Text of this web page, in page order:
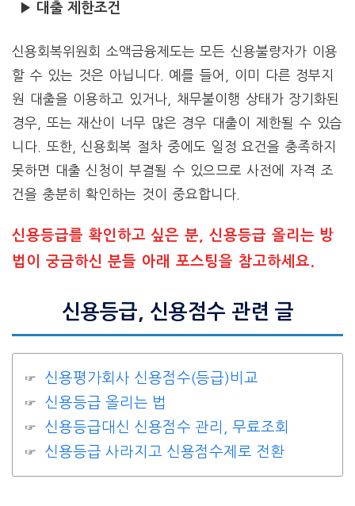
▶ 대출 제한조건
신용회복위원회 소액금융제도는 모든 신용불량자가 이용
할 수 있는 것은 아닙니다. 예를 들어, 이미 다른 정부지
원 대출을 이용하고 있거나, 채무불이행 상태가 장기화된
경우, 또는 재산이 너무 많은 경우 대출이 제한될 수 있습
니다. 또한, 신용회복 절차 중에도 일정 요건을 충족하지
못하면 대출 신청이 부결될 수 있으므로 사전에 자격 조
건을 충분히 확인하는 것이 중요합니다.
신용등급를 확인하고 싶은 분, 신용등급 올리는 방
법이 궁금하신 분들 아래 포스팅을 참고하세요.
신용등급, 신용점수 관련 글
신용평가회사 신용점수(등급)비교
신용등급 올리는 법
신용등급대신 신용점수 관리, 무료조회
신용등급 사라지고 신용점수제로 전환